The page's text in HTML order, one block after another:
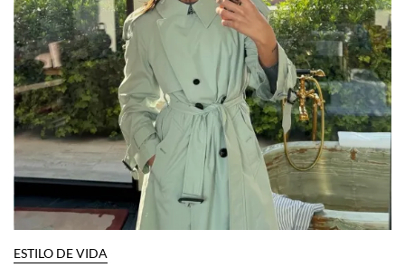
ESTILO DE VIDA